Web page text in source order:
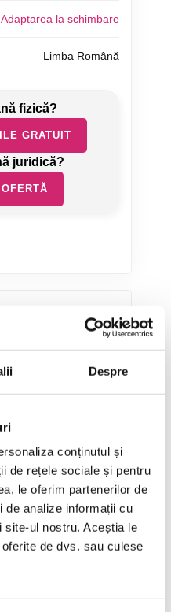
Despre
conținutul și
de rețele sociale și pentru
le oferim partenerilor de
de analize informații cu
site-ul nostru. Aceștia le
de dvs. sau culese
Adaptarea la schimbare
Limba Română
GRATUIT